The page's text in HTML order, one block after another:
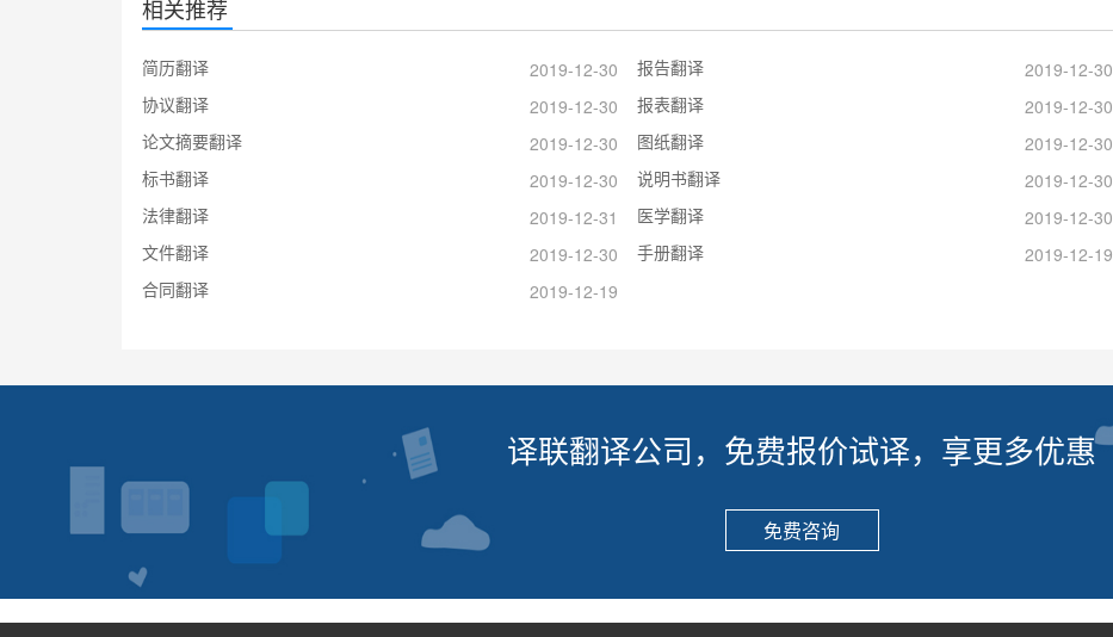
相关推荐
简历翻译 2019-12-30 报告翻译
2019-12-30
协议翻译
2019-12-30 报表翻译
2019-12-30
论文摘要翻译
2019-12-30 图纸翻译
2019-12-30
标书翻译
2019-12-30 说明书翻译
2019-12-30
法律翻译
2019-12-31 医学翻译
2019-12-30
文件翻译
2019-12-30 手册翻译
2019-12-19
合同翻译
2019-12-19
译联翻译公司，免费报价试译，享更多优惠
免费咨询